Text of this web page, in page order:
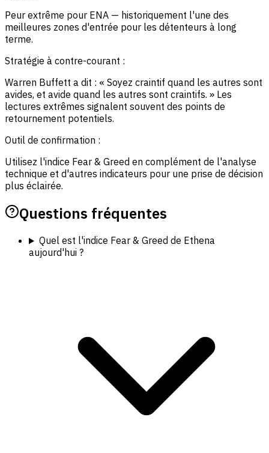
Peur extrême pour ENA — historiquement l'une des
meilleures zones d'entrée pour les détenteurs à long
terme.
Stratégie à contre-courant :
Warren Buffett a dit : « Soyez craintif quand les autres sont
avides, et avide quand les autres sont craintifs. » Les
lectures extrêmes signalent souvent des points de
retournement potentiels.
Outil de confirmation :
Utilisez l'indice Fear & Greed en complément de l'analyse
technique et d'autres indicateurs pour une prise de décision
plus éclairée.
Questions fréquentes
Quel est l'indice Fear & Greed de Ethena
aujourd'hui ?